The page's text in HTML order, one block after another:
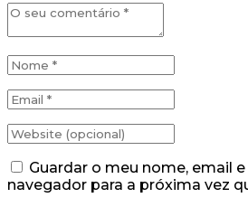
Guardar o meu nome, email
navegador para a próxima vez